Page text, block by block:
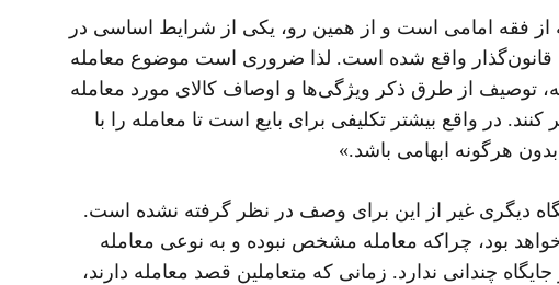
از فقه امامی است و از همین رو، یکی از شرایط اساسی در
و در مواد 190 و 216 قانون مدنی نیز مورد تصریح قانون‌گذار واقع شده است. لذا ضروری است موضوع معامله
توصیف از طرق ذکر ویژگی‌ها و اوصاف کالای مورد معامله
کنند. در واقع بیشتر تکلیفی برای بایع است تا معامله را با
هرگونه ابهامی باشد.»
دیگری غیر از این برای وصف در نظر گرفته نشده است.
بود، چراکه معامله مشخص نبوده و به نوعی معامله
چندانی ندارد. زمانی که متعاملین قصد معامله دارند،